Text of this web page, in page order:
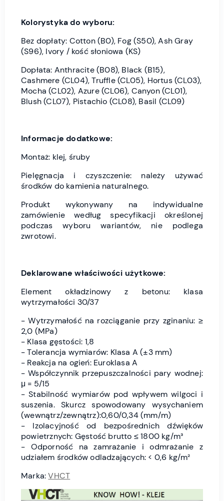
Kolorystyka do wyboru:
Bez dopłaty: Cotton (B0), Fog (S50), Ash Gray
(S96), Ivory / kość słoniowa (KS)
Dopłata: Anthracite (B08), Black (B15),
Cashmere (CL04), Truffle (CL05), Hortus (CL03),
Mocha (CL02), Azure (CL06), Canyon (CL01),
Blush (CL07), Pistachio (CL08), Basil (CL09)
Informacje dodatkowe:
Montaż: klej, śruby
Pielęgnacja i czyszczenie: należy używać
środków do kamienia naturalnego.
Produkt wykonywany na indywidualne
zamówienie według specyfikacji określonej
podczas wyboru wariantów, nie podlega
zwrotowi.
Deklarowane właściwości użytkowe:
Element okładzinowy z betonu: klasa
wytrzymałości 30/37
- Wytrzymałość na rozciąganie przy zginaniu: ≥
2,0 (MPa)
- Klasa gęstości: 1,8
- Tolerancja wymiarów: Klasa A (±3 mm)
- Reakcja na ogień: Euroklasa A
- Współczynnik przepuszczalności pary wodnej:
μ = 5/15
- Stabilność wymiarów pod wpływem wilgoci i
suszenia. Skurcz spowodowany wysychaniem
(wewnątrz/zewnątrz):0,60/0,34 (mm/m)
- Izolacyjność od bezpośrednich dźwięków
powietrznych: Gęstość brutto ≤ 1800 kg/m³
- Odporność na zamrażanie i odmrażanie z
udziałem środków odladzających: < 0,6 kg/m²
Marka:VHCT